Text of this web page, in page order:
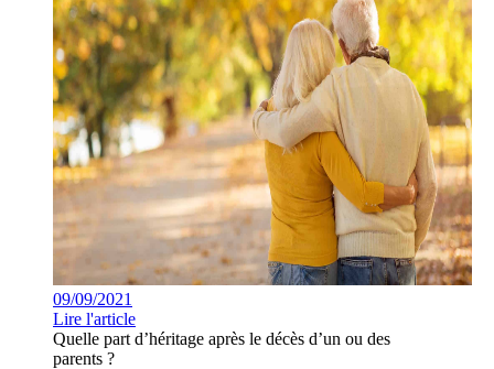
09/09/2021
Lire l'article
Quelle part d’héritage après le décès d’un ou des
parents ?